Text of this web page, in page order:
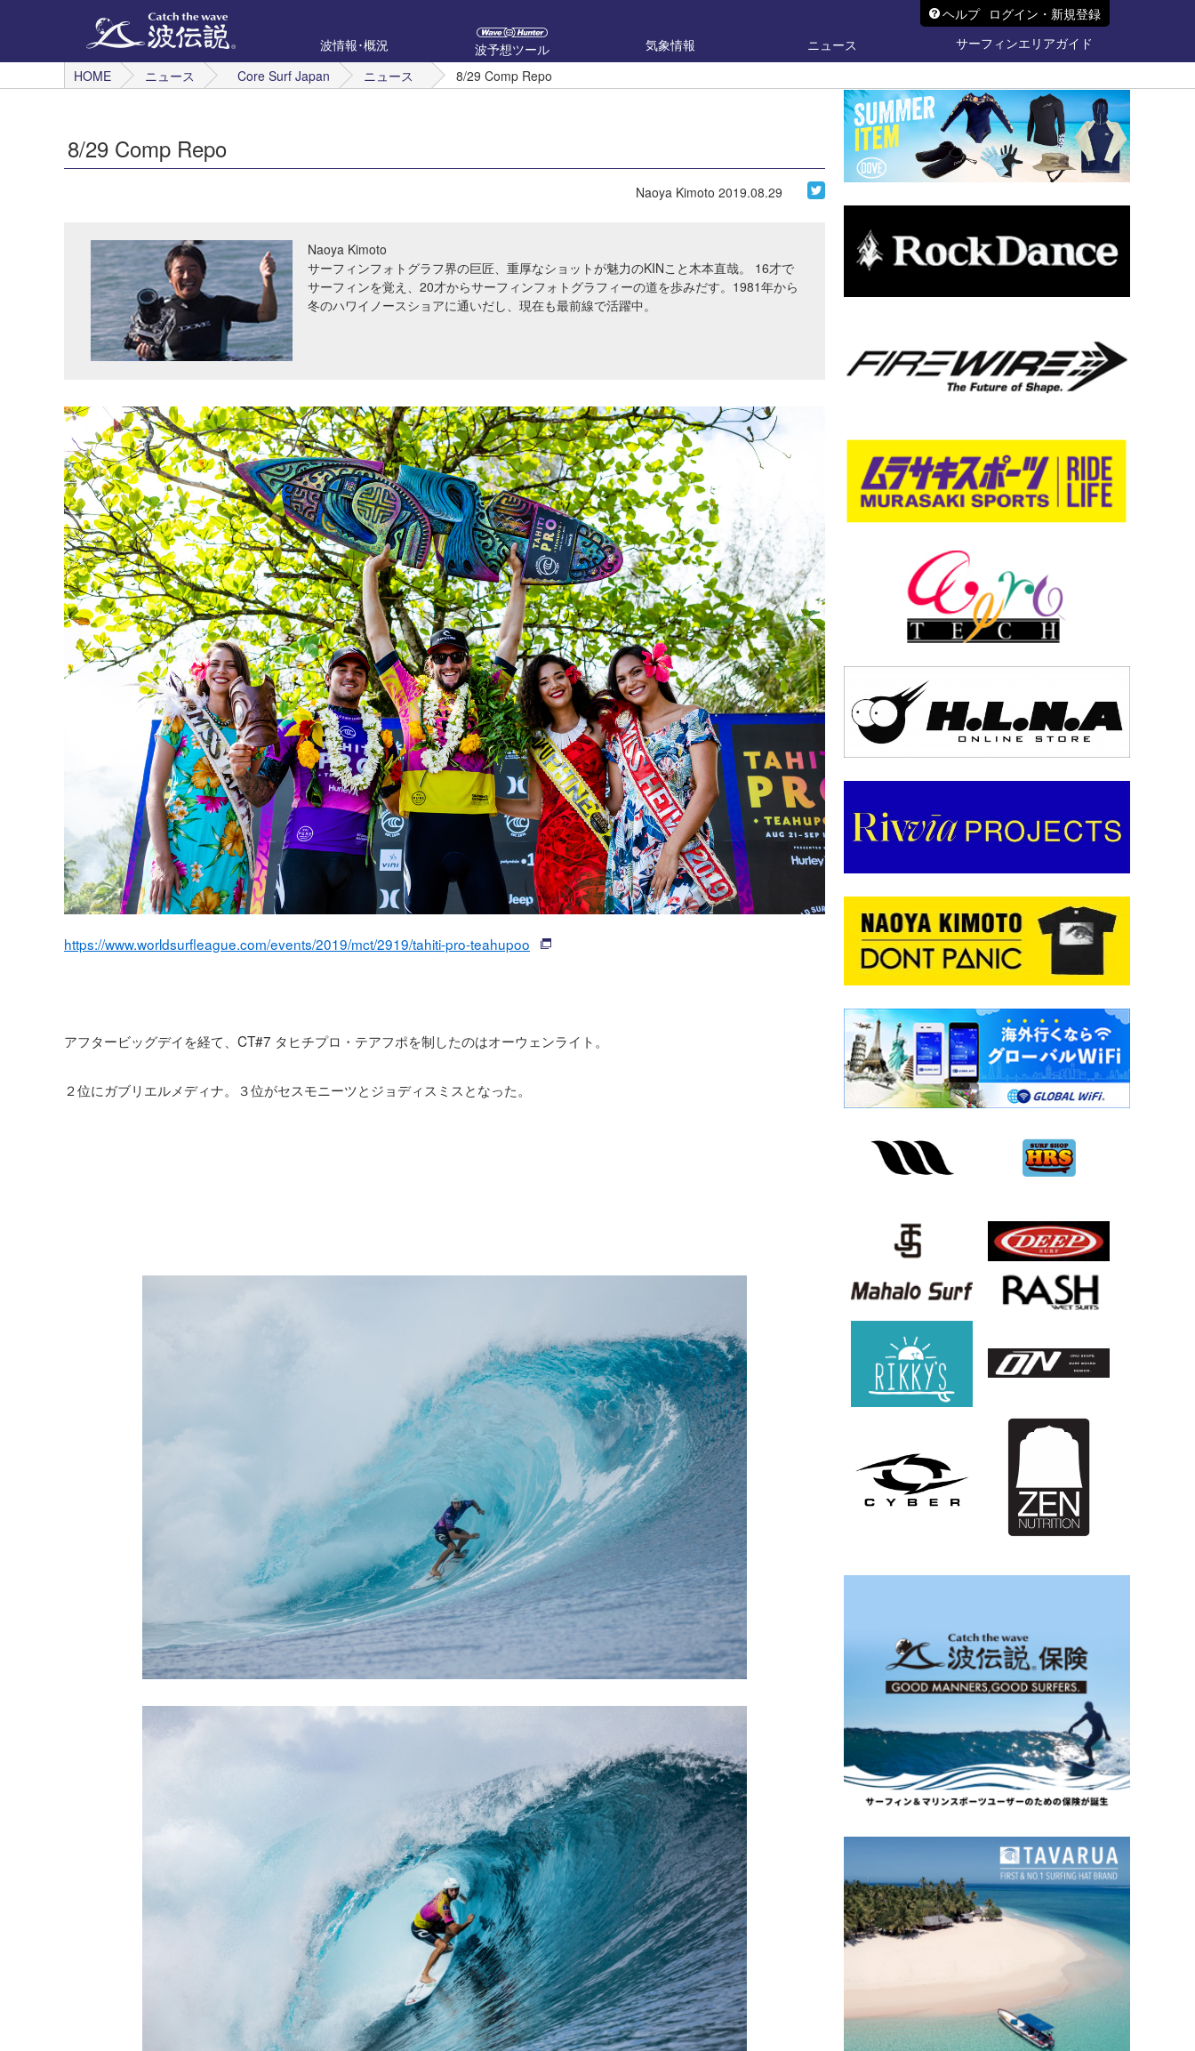
ヘルプ ログイン・新規登録
波情報･概況
波予想ツール 気象情報 ニュース
サーフィンエリアガイド
HOME
ニュース Core Surf Japan ニュース 8/29 Comp Repo
8/29 Comp Repo
Naoya Kimoto 2019.08.29
Naoya Kimoto
サーフィンフォトグラフ界の巨匠、重厚なショットが魅力のKINこと木本直哉。 16才で
サーフィンを覚え、20才からサーフィンフォトグラフィーの道を歩みだす。1981年から
冬のハワイノースショアに通いだし、現在も最前線で活躍中。
https://www.worldsurfleague.com/events/2019/mct/2919/tahiti-pro-teahupoo
アフタービッグデイを経て、CT#7 タヒチプロ・テアフポを制したのはオーウェンライト。
２位にガブリエルメディナ。３位がセスモニーツとジョディスミスとなった。